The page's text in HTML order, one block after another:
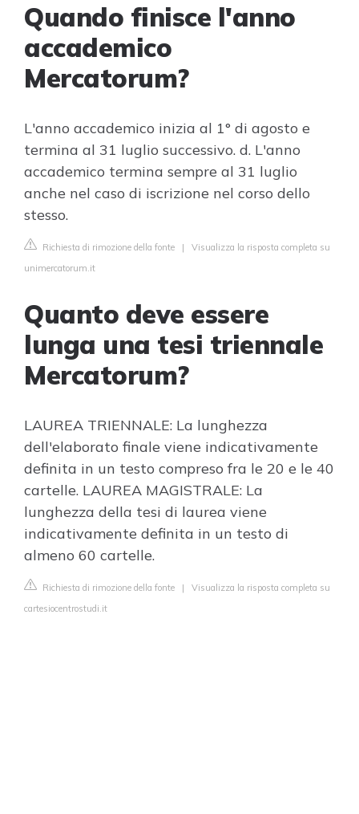
Quando finisce l'anno
accademico
Mercatorum?
L'anno accademico inizia al 1° di agosto e
termina al 31 luglio successivo. d. L'anno
accademico termina sempre al 31 luglio
anche nel caso di iscrizione nel corso dello
stesso.
Richiesta di rimozione della fonte | Visualizza la risposta completa su
unimercatorum.it
Quanto deve essere
lunga una tesi triennale
Mercatorum?
LAUREA TRIENNALE: La lunghezza
dell'elaborato finale viene indicativamente
definita in un testo compreso fra le 20 e le 40
cartelle. LAUREA MAGISTRALE: La
lunghezza della tesi di laurea viene
indicativamente definita in un testo di
almeno 60 cartelle.
Richiesta di rimozione della fonte | Visualizza la risposta completa su
cartesiocentrostudi.it